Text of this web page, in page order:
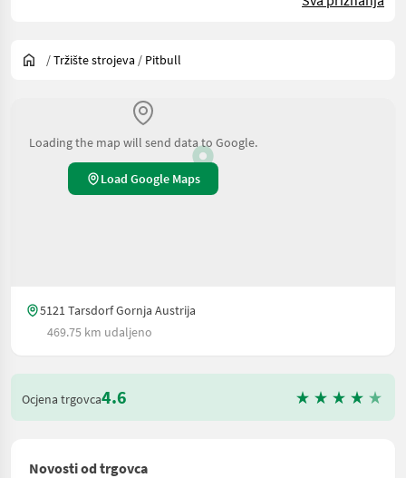
/Tržište strojeva / Pitbull
Loading the map will send data to Google.
Load Google Maps
5121 Tarsdorf Gornja Austrija
469.75 km udaljeno
Ocjena trgovca4.6
Novosti od trgovca